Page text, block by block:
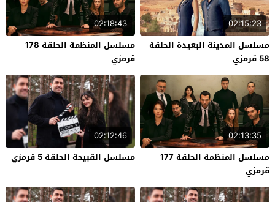
02:15:23
مسلسل المدينة البعيدة الحلقة
58 قرمزي
02:18:43
مسلسل المنظمة الحلقة 178
قرمزي
02:13:35
مسلسل المنظمة الحلقة 177
قرمزي
02:12:46
مسلسل القبيحة الحلقة 5 قرمزي